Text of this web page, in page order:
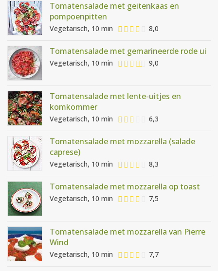
Tomatensalade met geitenkaas en
pompoenpitten
Vegetarisch, 10 min 8,0
Tomatensalade met gemarineerde rode ui
Vegetarisch, 10 min 9,0
Tomatensalade met lente-uitjes en
komkommer
Vegetarisch, 10 min 6,3
Tomatensalade met mozzarella (salade
caprese)
Vegetarisch, 10 min 8,3
Tomatensalade met mozzarella op toast
Vegetarisch, 10 min 7,5
Tomatensalade met mozzarella van Pierre
Wind
Vegetarisch, 10 min 7,7